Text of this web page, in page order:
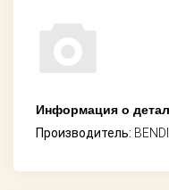
Информация о
Производитель: